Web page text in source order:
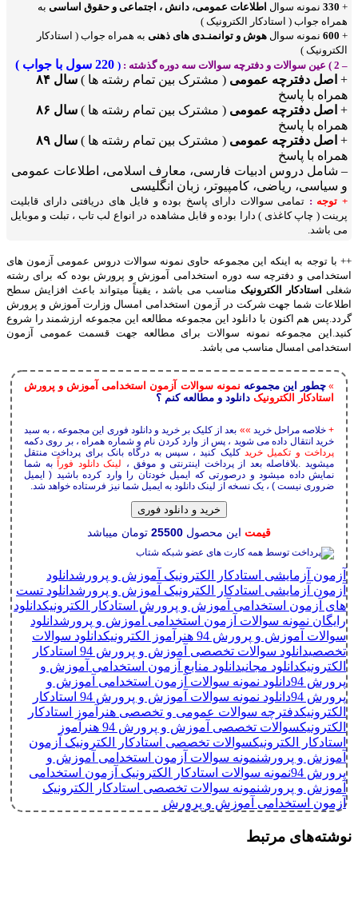
+
330 نمونه سوال اطلاعات عمومی، دانش ، اجتماعی و حقوق اساسی به
همراه جواب ( استادکار الکترونیک )
+
600 نمونه سوال هوش و توانمنـدی های ذهنی به همراه جواب ( استادکار
الکترونیک )
– 2 ) عین سوالات و دفترچه سوالات سه دوره گذشته :
(
+ اصل دفترچه عمومی ( مشترک بین تمام رشته ها ) سال ۸۴
همراه با پاسخ
+ اصل دفترچه عمومی ( مشترک بین تمام رشته ها ) سال ۸۶
همراه با پاسخ
+ اصل دفترچه عمومی ( مشترک بین تمام رشته ها ) سال ۸۹
همراه با پاسخ
– شامل دروس ادبیات فارسی، معارف اسلامی، اطلاعات عمومی
و سیاسی، ریاضی، کامپیوتر، زبان انگلیسی
+ توجه : تمامی سوالات دارای پاسخ بوده و فایل های دریافتی دارای قابلیت
پرینت ( چاپ کاغذی ) دارا بوده و قابل مشاهده در انواع لب تاب ، تبلت و موبایل
می باشد.
++ با توجه به اینکه این مجموعه حاوی نمونه سوالات دروس عمومی آزمون های
استخدامی و دفترچه سه دوره استخدامی آموزش و پرورش بوده که برای رشته
شغلی استادکار الکترونیک مناسب می باشد ، یقیناً میتواند باعث افزایش سطح
اطلاعات شما جهت شرکت در آزمون استخدامی امسال وزارت آموزش و پرورش
گردد.پس هم اکنون با دانلود این مجموعه مطالعه این مجموعه ارزشمند را شروع
کنید.این مجموعه نمونه سوالات برای مطالعه جهت قسمت عمومی آزمون
استخدامی امسال مناسب می باشد.
»چطور این مجموعه نمونه سوالات آزمون استخدامی آموزش و پرورش
استادکار الکترونیک دانلود و مطالعه کنم ؟
+خلاصه مراحل خرید »» بعد از کلیک بر خرید و دانلود فوری این مجموعه ، به سبد
خرید انتقال داده می شوید ، پس از وارد کردن نام و شماره همراه ، بر روی دکمه
پرداخت و تکمیل خریدکلیک کنید ، سپس به درگاه بانک برای پرداخت منتقل
میشوید .بلافاصله بعد از پرداخت اینترنتی و موفق ، لینک دانلود فوراً
به شما
نمایش داده میشود و درصورتی که ایمیل خودتان را وارد کرده باشید ( ایمیل
ضروری نیست ) ، یک نسخه از لینک دانلود به ایمیل شما نیز فرستاده خواهد شد.
خرید و دانلود فوری
قیمت این محصول 25500 تومان میباشد
آزمون آزمایشی استادکار الکترونیک آموزش و پرورشدانلود
آزمون آزمایشی استادکار الکترونیک آموزش و پرورشدانلود تست
های آزمون استخدامی آموزش و پرورش استادکار الکترونیکدانلود
رایگان نمونه سوالات آزمون استخدامی آموزش و پرورشدانلود
سوالات آموزش و پرورش 94 هنرآموز الکترونیک
دانلود سوالات
تخصصی
دانلود سوالات تخصصی آموزش و پرورش 94 استادکار
الکترونیکدانلود مجانیدانلود منابع آزمون استخدامی آموزش و
پرورش 94
دانلود نمونه سوالات آزمون استخدامی آموزش و
پرورش 94
دانلود نمونه سوالات آموزش و پرورش 94 استادکار
الکترونیکدفترچه سوالات عمومی و تخصصی هنرآموز استادکار
الکترونیک
سوالات تخصصی آموزش و پرورش 94 هنرآموز
استادکار الکترونیکسوالات تخصصی استادکار الکترونیک آزمون
آموزش و پرورشنمونه سوالات آزمون استخدامی آموزش و
پرورش 94
نمونه سوالات استادکار الکترونیک آزمون استخدامی
آموزش و پرورشنمونه سوالات تخصصی استادکار الکترونیک
آزمون استخدامی آموزش و پرورش
نوشته‌های مرتبط